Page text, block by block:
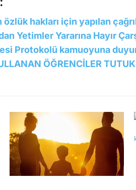
hakları için yapılan
Yetimler Yararına Hayır
Protokolü kamuoyuna
ÖĞRENCİLER